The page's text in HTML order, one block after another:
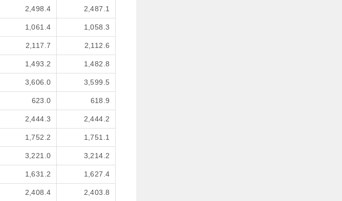
2,498.4 2,487.1
1,061.4 1,058.3
2,117.7 2,112.6
1,493.2 1,482.8
3,606.0 3,599.5
623.0 618.9
2,444.3 2,444.2
1,752.2 1,751.1
3,221.0 3,214.2
1,631.2 1,627.4
2,408.4 2,403.8